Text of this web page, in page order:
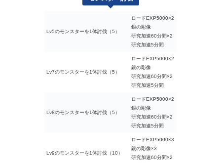
Lv5のモンスターを1体討伐（5）
ロードEXP5000×2
銀の彫像
研究加速60分間×2
研究加速5分間
Lv7のモンスターを1体討伐（5）
ロードEXP5000×2
銀の彫像
研究加速60分間×2
研究加速5分間
Lv8のモンスターを1体討伐（5）
ロードEXP5000×2
銀の彫像
研究加速60分間×2
研究加速5分間
Lv9のモンスターを1体討伐（10）
ロードEXP5000×3
銀の彫像×3
研究加速60分間×2